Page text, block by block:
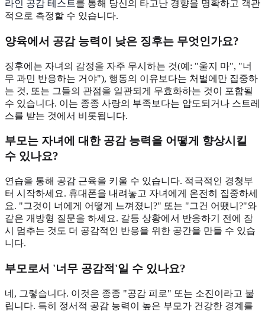
라인 공감 테스트를 통해 당신의 타고난 경향을 명확하고 객관
적으로 측정할 수 있습니다.
양육에서 공감 능력이 낮은 징후는 무엇인가요?
징후에는 자녀의 감정을 자주 무시하는 것(예: "울지 마", "너
무 과민 반응하는 거야"), 행동의 이유보다는 처벌에만 집중하
는 것, 또는 그들의 관점을 일관되게 무효화하는 것이 포함될
수 있습니다. 이는 종종 사랑의 부족보다는 압도되거나 스트레
스를 받는 것에서 비롯됩니다.
부모는 자녀에 대한 공감 능력을 어떻게 향상시킬
수 있나요?
연습을 통해 공감 근육을 키울 수 있습니다. 적극적인 경청부
터 시작하세요. 휴대폰을 내려놓고 자녀에게 온전히 집중하세
요. "그것이 너에게 어떻게 느껴졌니?" 또는 "그건 어땠니?"와
같은 개방형 질문을 하세요. 갈등 상황에서 반응하기 전에 잠
시 멈추는 것도 더 공감적인 반응을 위한 공간을 만들 수 있습
니다.
부모로서 '너무 공감적'일 수 있나요?
네, 그렇습니다. 이것은 종종 "공감 피로" 또는 소진이라고 불
립니다. 특히 정서적 공감 능력이 높은 부모가 건강한 경계를